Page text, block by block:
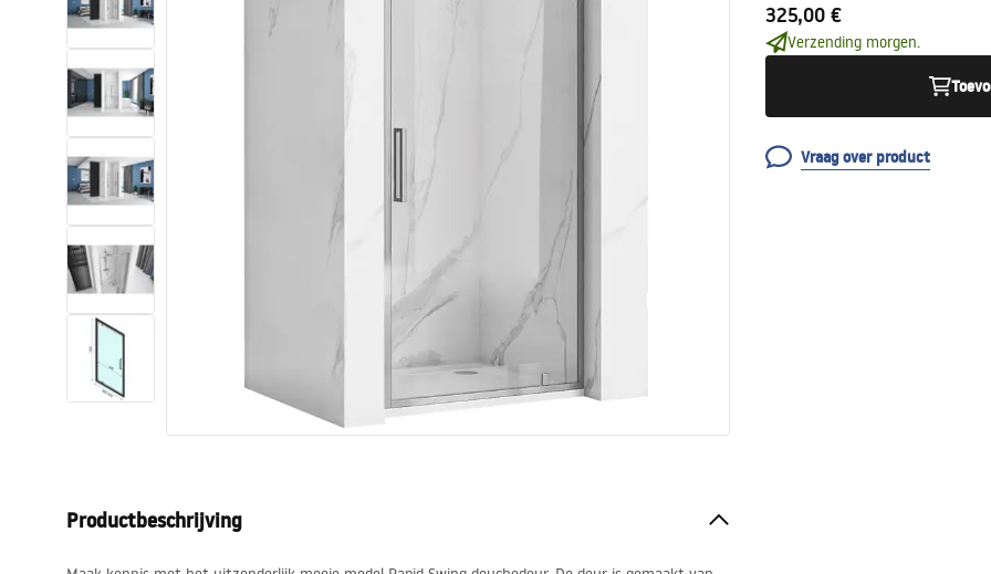
Lineaire Douchegoten
Toiletten
Wastafels
Baden en badwanden
Kranen
325,00 €
Verzending morgen.
Vraag over product
Productbeschrijving